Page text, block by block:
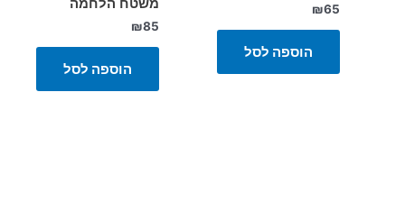
₪65
הוספה לסל
משטח הלחמה
₪85
הוספה לסל